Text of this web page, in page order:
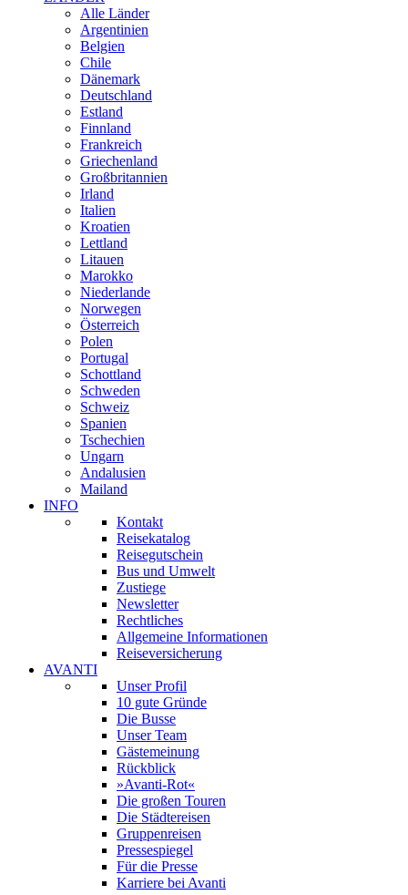
Alle Länder
Argentinien
Belgien
Chile
Dänemark
Deutschland
Estland
Finnland
Frankreich
Griechenland
Großbritannien
Irland
Italien
Kroatien
Lettland
Litauen
Marokko
Niederlande
Norwegen
Österreich
Polen
Portugal
Schottland
Schweden
Schweiz
Spanien
Tschechien
Ungarn
Andalusien
Mailand
INFO
Kontakt
Reisekatalog
Reisegutschein
Bus und Umwelt
Zustiege
Newsletter
Rechtliches
Allgemeine Informationen
Reiseversicherung
AVANTI
Unser Profil
10 gute Gründe
Die Busse
Unser Team
Gästemeinung
Rückblick
»Avanti-Rot«
Die großen Touren
Die Städtereisen
Gruppenreisen
Pressespiegel
Für die Presse
Karriere bei Avanti